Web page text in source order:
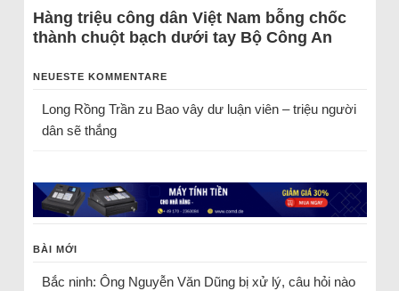
Hàng triệu công dân Việt Nam bỗng chốc
thành chuột bạch dưới tay Bộ Công An
NEUESTE KOMMENTARE
Long Rồng Trầnzu Bao vây dư luận viên – triệu người
dân sẽ thắng
BÀI MỚI
Bắc ninh: Ông Nguyễn Văn Dũng bị xử lý, câu hỏi nào